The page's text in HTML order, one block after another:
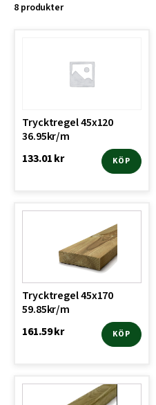
8 produkter
Trycktregel 45x120
36.95kr/m
133.01kr KÖP
produkten
har
flera
varianter.
De
olika
alternativen
kan
produktsidan
Trycktregel 45x170
59.85kr/m
161.59kr KÖP
produkten